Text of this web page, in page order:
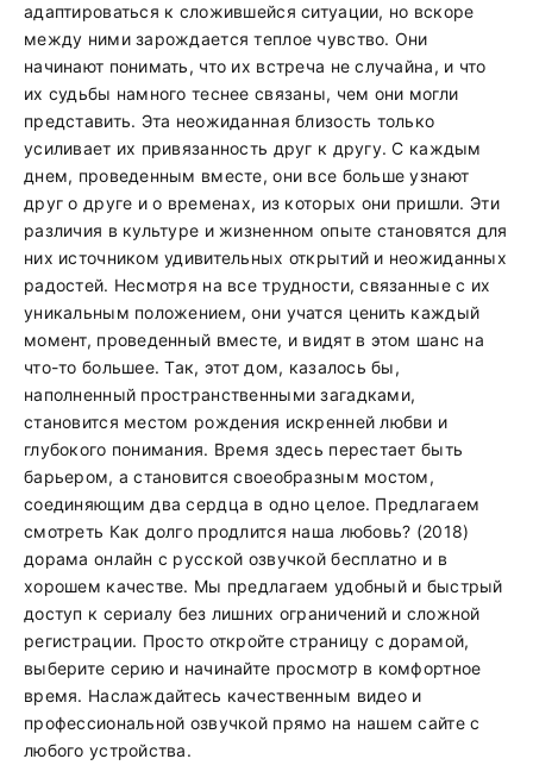
адаптироваться к сложившейся ситуации, но вскоре
между ними зарождается теплое чувство. Они
начинают понимать, что их встреча не случайна, и что
их судьбы намного теснее связаны, чем они могли
представить. Эта неожиданная близость только
усиливает их привязанность друг к другу. С каждым
днем, проведенным вместе, они все больше узнают
друг о друге и о временах, из которых они пришли. Эти
различия в культуре и жизненном опыте становятся для
них источником удивительных открытий и неожиданных
радостей. Несмотря на все трудности, связанные с их
уникальным положением, они учатся ценить каждый
момент, проведенный вместе, и видят в этом шанс на
что-то большее. Так, этот дом, казалось бы,
наполненный пространственными загадками,
становится местом рождения искренней любви и
глубокого понимания. Время здесь перестает быть
барьером, а становится своеобразным мостом,
соединяющим два сердца в одно целое. Предлагаем
смотреть Как долго продлится наша любовь? (2018)
дорама онлайн с русской озвучкой бесплатно и в
хорошем качестве. Мы предлагаем удобный и быстрый
доступ к сериалу без лишних ограничений и сложной
регистрации. Просто откройте страницу с дорамой,
выберите серию и начинайте просмотр в комфортное
время. Наслаждайтесь качественным видео и
профессиональной озвучкой прямо на нашем сайте с
любого устройства.